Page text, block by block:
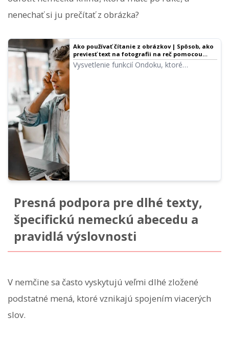
nenechať si ju prečítať z obrázka?
Ako používať čítanie z obrázkov | Spôsob, ako
previesť text na fotografii na reč pomocou
bezplatného OCR
Vysvetlenie funkcií Ondoku, ktoré
Presná podpora pre dlhé texty,
špecifickú nemeckú abecedu a
pravidlá výslovnosti
V nemčine sa často vyskytujú veľmi dlhé zložené
podstatné mená, ktoré vznikajú spojením viacerých
slov.